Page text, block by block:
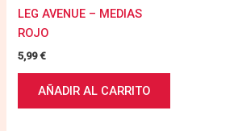
LEG AVENUE – MEDIAS
ROJO
5,99€
AÑADIR AL CARRITO